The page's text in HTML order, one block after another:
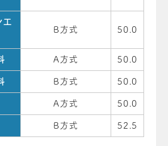
工
B方式 50.0
A方式 50.0
B方式 50.0
A方式 50.0
B方式 52.5